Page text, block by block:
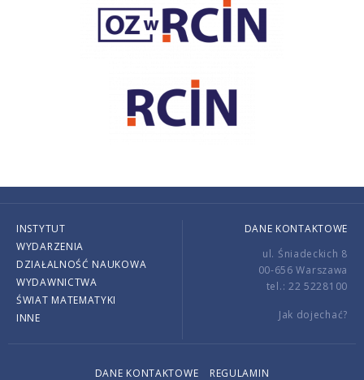
INSTYTUT
WYDARZENIA
DZIAŁALNOŚĆ NAUKOWA
WYDAWNICTWA
ŚWIAT MATEMATYKI
INNE
DANE KONTAKTOWE
ul. Śniadeckich 8
00-656 Warszawa
tel.: 22 5228100
Jak dojechać?
DANE KONTAKTOWE REGULAMIN